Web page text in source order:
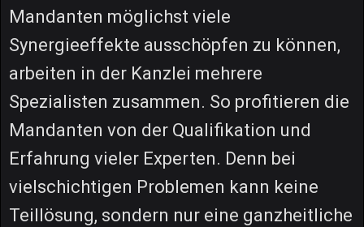
Mandanten möglichst viele
Synergieeffekte ausschöpfen zu können,
arbeiten in der Kanzlei mehrere
Spezialisten zusammen. So profitieren die
Mandanten von der Qualifikation und
Erfahrung vieler Experten. Denn bei
vielschichtigen Problemen kann keine
Teillösung, sondern nur eine ganzheitliche